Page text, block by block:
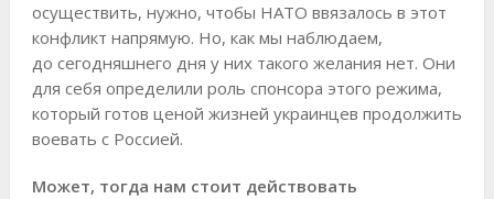
осуществить, нужно, чтобы НАТО ввязалось в этот
конфликт напрямую. Но, как мы наблюдаем,
до сегодняшнего дня у них такого желания нет. Они
для себя определили роль спонсора этого режима,
который готов ценой жизней украинцев продолжить
воевать с Россией.
Может, тогда нам стоит действовать